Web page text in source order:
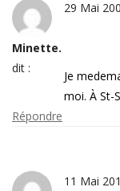
Minette.
dit :
29 Mai
Je
moi. À St-
Répondre
11 Mai